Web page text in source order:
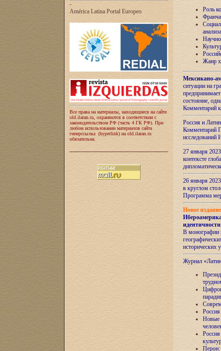
-
América Latina Portal Europeo
Все права на материалы, находящиеся на сайте
old.ilaran.ru, охраняются в соответствии с
законодательством РФ (часть 4 ГК РФ). При
любом использовании материалов сайта
гиперссылка (hyperlink) на old.ilaran.ru
обязательна.
Роль
анализа
Жанр
Мексикано-
ситуации на
состояние,
Комментарий
Россия и
Комментарий
27 января
контексте
26 января
в круглом
Программа
Новое
идентичности
В монографии
исторических
Журнал
Новые
Перон: